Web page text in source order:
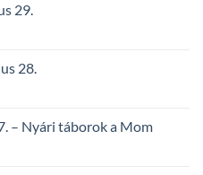
29.
28.
– Nyári táborok a Mom